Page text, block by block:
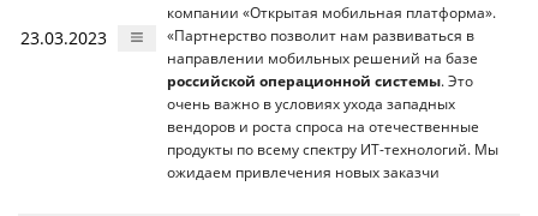
23.03.2023
компании «Открытая мобильная платформа».
«Партнерство позволит нам развиваться в
направлении мобильных решений на базе
российской операционной системы. Это
очень важно в условиях ухода западных
вендоров и роста спроса на отечественные
продукты по всему спектру ИТ-технологий. Мы
ожидаем привлечения новых заказчи